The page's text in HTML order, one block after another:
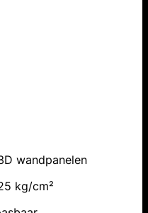
wandpanelen
kg/cm²